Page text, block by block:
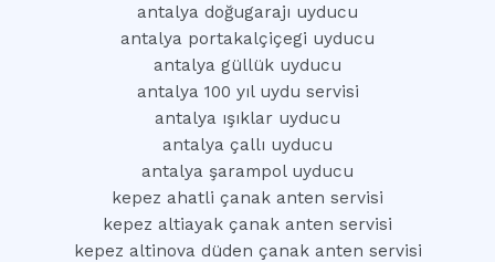
antalya doğugarajı uyducu
antalya portakalçiçegi uyducu
antalya güllük uyducu
antalya 100 yıl uydu servisi
antalya ışıklar uyducu
antalya çallı uyducu
antalya şarampol uyducu
kepez ahatli çanak anten servisi
kepez altiayak çanak anten servisi
kepez altinova düden çanak anten servisi